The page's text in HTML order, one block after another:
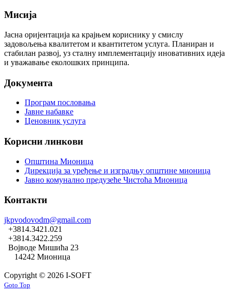
Мисија
Јасна оријентација ка крајњем кориснику у смислу
задовољења квалитетом и квантитетом услуга. Планиран и
стабилан развој, уз сталну имплементацију иновативних идеја
и уважавање еколошких принципа.
Документа
Програм пословања
Јавне набавке
Ценовник услуга
Корисни линкови
Општина Мионица
Дирекција за уређење и изградњу општине мионица
Јавно комунално предузеће Чистоћа Мионица
Контакти
jkpvodovodm@gmail.com
+3814.3421.021
+3814.3422.259
Војводе Мишића 23
14242 Мионица
Copyright © 2026 I-SOFT
Goto Top